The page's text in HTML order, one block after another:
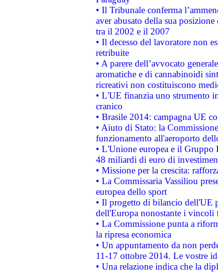
• Il Tribunale conferma
aver abusato della sua
tra il 2002 e il 2007
• Il decesso del lavoratore non
retribuite
• A parere dell’avvocato
aromatiche e di cannabinoidi
ricreativi non costituiscono
• L'UE finanzia uno strumento
cranico
• Brasile 2014: campagna UE
• Aiuto di Stato: la
funzionamento all'aeroporto
• L'Unione europea e il
48 miliardi di euro di
• Missione per la crescita:
• La Commissaria Vassiliou
europea dello sport
• Il progetto di bilancio dell'UE
dell'Europa nonostante i vincoli
• La Commissione punta a
la ripresa economica
• Un appuntamento da non
11-17 ottobre 2014. Le vostre
• Una relazione indica che la